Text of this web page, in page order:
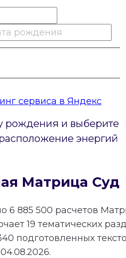
сервиса в Яндекс
рождения и выберите
энергий
Матрица
6 885 500 расчетов
19 тематических
подготовленных